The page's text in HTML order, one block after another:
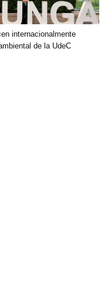
internacionalmente
de la UdeC